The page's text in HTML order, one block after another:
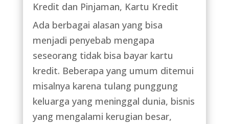
Kredit dan Pinjaman, Kartu Kredit
Ada berbagai alasan yang bisa
menjadi penyebab mengapa
seseorang tidak bisa bayar kartu
kredit. Beberapa yang umum ditemui
misalnya karena tulang punggung
keluarga yang meninggal dunia, bisnis
yang mengalami kerugian besar,